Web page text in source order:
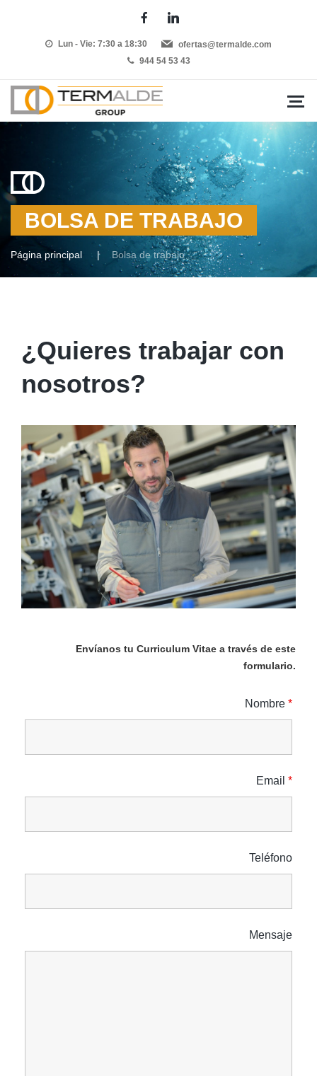
Lun - Vie: 7:30 a 18:30
ofertas@termalde.com
944 54 53 43
BOLSA DE TRABAJO
Página principal Bolsa de trabajo
¿Quieres trabajar con
nosotros?
Envíanos tu Curriculum Vitae a través de este
formulario.
Nombre *
Email *
Teléfono
Mensaje